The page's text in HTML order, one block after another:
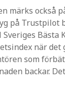
märks också
på Trustpilot
Bästa
när
som
backar.